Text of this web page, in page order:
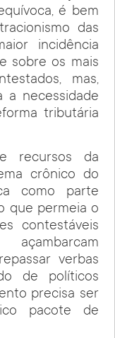
é bem
das
incidência
sobre os mais
mas,
a necessidade
tributária
recursos da
crônico do
como parte
que permeia o
contestáveis
verbas
de políticos
precisa ser
pacote de